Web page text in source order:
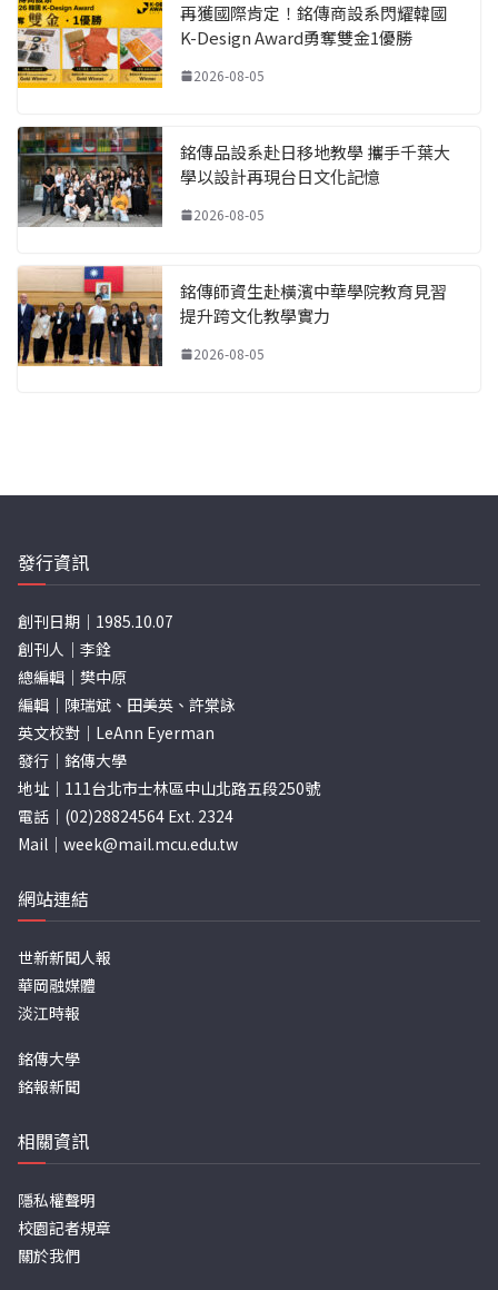
再獲國際肯定！銘傳商設系閃耀韓國
K-Design Award勇奪雙金1優勝
2026-08-05
銘傳品設系赴日移地教學 攜手千葉大
學以設計再現台日文化記憶
2026-08-05
銘傳師資生赴橫濱中華學院教育見習
提升跨文化教學實力
2026-08-05
發行資訊
創刊日期｜1985.10.07
創刊人｜李銓
總編輯｜樊中原
編輯｜陳瑞斌、田美英、許棠詠
英文校對｜LeAnn Eyerman
發行｜銘傳大學
地址｜111台北市士林區中山北路五段250號
電話｜(02)28824564 Ext. 2324
Mail｜ week@mail.mcu.edu.tw
網站連結
世新新聞人報
華岡融媒體
淡江時報
銘傳大學
銘報新聞
相關資訊
隱私權聲明
校園記者規章
關於我們